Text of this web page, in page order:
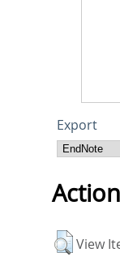
Export
View